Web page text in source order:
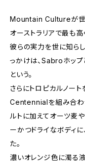
Mountain Cultureが世
オーストラリアで最も
彼らの実力を世に知ら
っかけは、Sabroホッ
という。
さらにトロピカルノー
Centennialを組み合わ
ルトに加えてオーツ麦
ーかつドライなボディ
た。
濃いオレンジ色に濁る